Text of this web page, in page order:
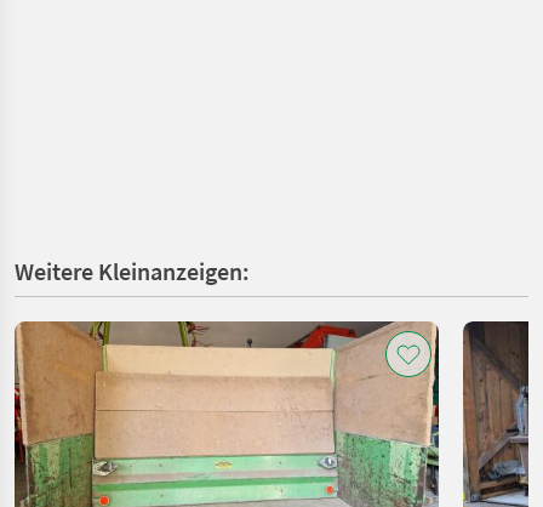
Weitere Kleinanzeigen: